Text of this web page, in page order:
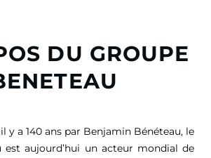
DU GROUPE
y a 140 ans par Benjamin Bénéteau, le
est aujourd’hui un acteur mondial de